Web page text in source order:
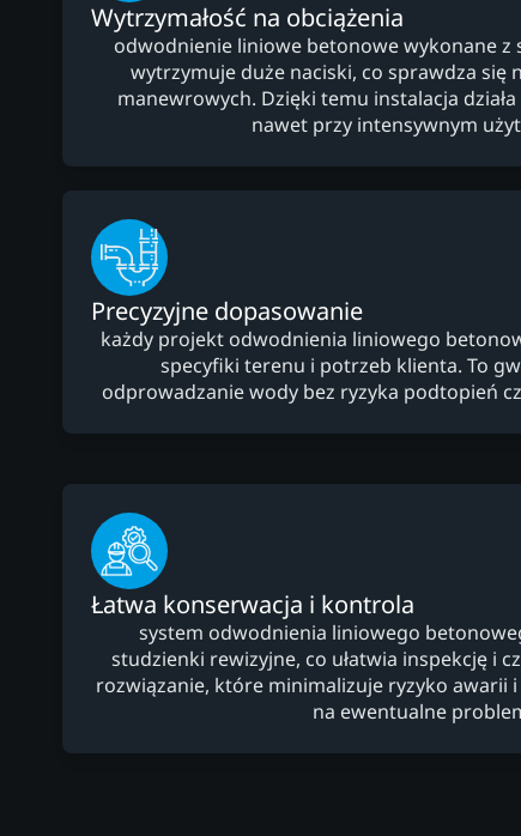
Wytrzymałość na obciążenia
odwodnienie liniowe betonowe wykonane
wytrzymuje duże naciski, co sprawdza się
manewrowych. Dzięki temu instalacja
nawet przy intensywnym
Precyzyjne dopasowanie
każdy projekt odwodnienia liniowego
specyfiki terenu i potrzeb klienta. To
odprowadzanie wody bez ryzyka podtopień
Łatwa konserwacja i kontrola
system odwodnienia liniowego
studzienki rewizyjne, co ułatwia inspekcję i
rozwiązanie, które minimalizuje ryzyko awarii
na ewentualne